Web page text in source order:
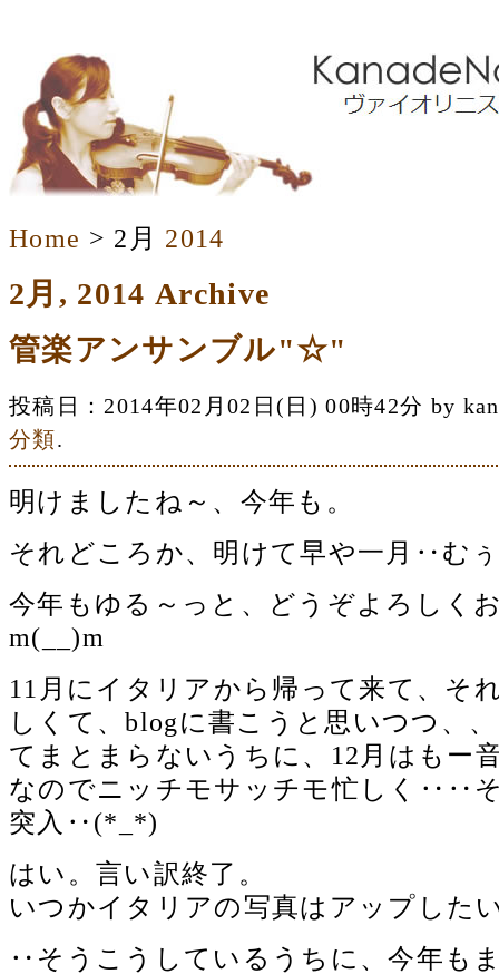
Home > 2月 2014
2月, 2014 Archive
管楽アンサンブル"☆"
投稿日：2014年02月02日(日) 00時42分 by
分類.
明けましたね～、今年も。
それどころか、明けて早や一月‥む
今年もゆる～っと、どうぞよろしく
m(__)m
11月にイタリアから帰って来て、そ
しくて、blogに書こうと思いつつ、
てまとまらないうちに、12月はもー
なのでニッチモサッチモ忙しく‥‥
突入‥(*_*)
はい。言い訳終了。
いつかイタリアの写真はアップした
‥そうこうしているうちに、今年も